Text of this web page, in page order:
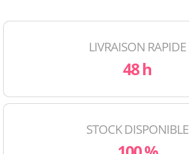
LIVRAISON RAPIDE
48 h
STOCK DISPONIBLE